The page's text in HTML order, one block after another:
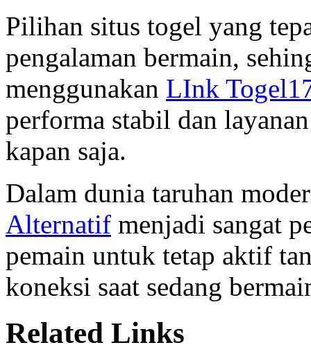
Pilihan situs togel yang
pengalaman bermain,
menggunakan LInk
performa stabil dan
kapan saja.
Dalam dunia taruhan
Alternatif menjadi sangat
pemain untuk tetap aktif
koneksi saat sedang
Related Links